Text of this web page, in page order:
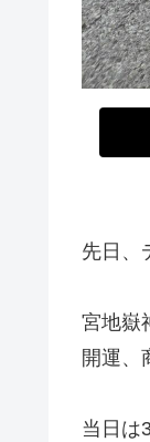
先日、
宮地嶽
開運、
当日は